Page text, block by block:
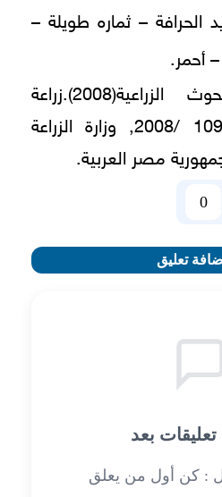
– ثماره طويلة –
أحمر.
المصدر: مركز البحوث الزراعية(2008).زراعة
الفلفل, نشرة رقم1096 /2008, وزارة الزراعة
مصر العربية.
0
اضافة تعليق
تعليقات بعد
: كن أول من يعلق